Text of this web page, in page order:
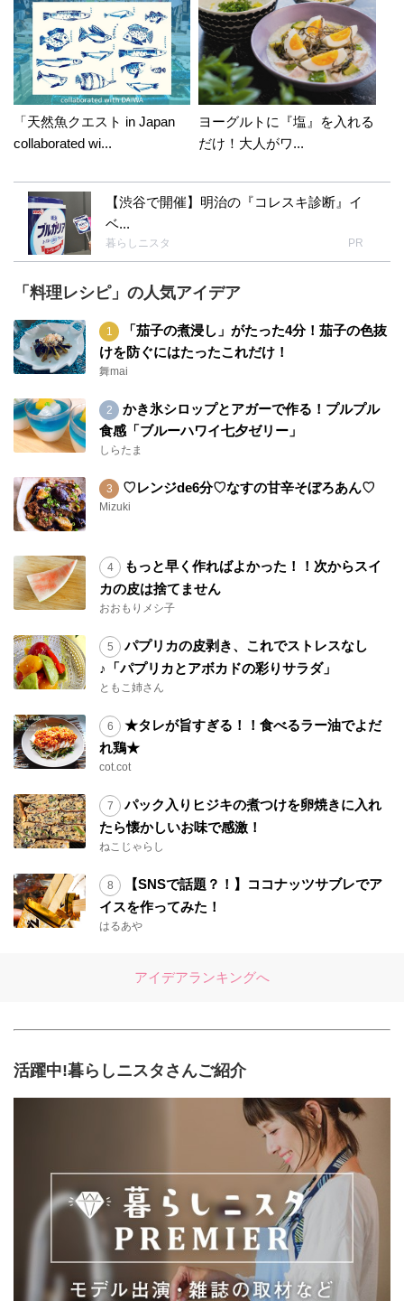
「天然魚クエスト in Japan
collaborated wi...
ヨーグルトに『塩』を入れる
だけ！大人がワ...
【渋谷で開催】明治の『コレスキ診断』イ
ベ...
暮らしニスタ PR
「料理レシピ」の人気アイデア
「茄子の煮浸し」がたった4分！茄子の色抜
けを防ぐにはたったこれだけ！
舞mai
かき氷シロップとアガーで作る！プルプル
食感「ブルーハワイ七夕ゼリー」
しらたま
♡レンジde6分♡なすの甘辛そぼろあん♡
Mizuki
もっと早く作ればよかった！！次からスイ
カの皮は捨てません
おおもりメシ子
パプリカの皮剥き、これでストレスなし
♪「パプリカとアボカドの彩りサラダ」
ともこ姉さん
★タレが旨すぎる！！食べるラー油でよだ
れ鶏★
cot.cot
パック入りヒジキの煮つけを卵焼きに入れ
たら懐かしいお味で感激！
ねこじゃらし
【SNSで話題？！】ココナッツサブレでア
イスを作ってみた！
はるあや
アイデアランキングへ
活躍中!暮らしニスタさんご紹介